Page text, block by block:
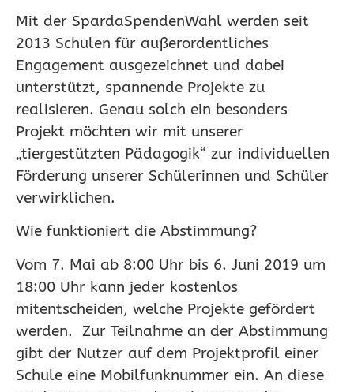
Mit der SpardaSpendenWahl werden seit
2013 Schulen für außerordentliches
Engagement ausgezeichnet und dabei
unterstützt, spannende Projekte zu
realisieren. Genau solch ein besonders
Projekt möchten wir mit unserer
„tiergestützten Pädagogik“ zur individuellen
Förderung unserer Schülerinnen und Schüler
verwirklichen.
Wie funktioniert die Abstimmung?
Vom 7. Mai ab 8:00 Uhr bis 6. Juni 2019 um
18:00 Uhr kann jeder kostenlos
mitentscheiden, welche Projekte gefördert
werden. Zur Teilnahme an der Abstimmung
gibt der Nutzer auf dem Projektprofil einer
Schule eine Mobilfunknummer ein. An diese